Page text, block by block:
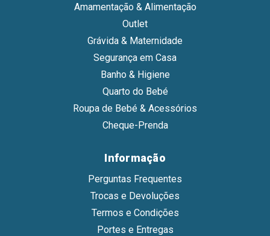
Amamentação & Alimentação
Outlet
Grávida & Maternidade
Segurança em Casa
Banho & Higiene
Quarto do Bebé
Roupa de Bebé & Acessórios
Cheque-Prenda
Informação
Perguntas Frequentes
Trocas e Devoluções
Termos e Condições
Portes e Entregas